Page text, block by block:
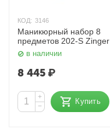
КОД: 3146
Маникюрный набор 8
предметов 202-S Zinger
в наличии
8 445₽
+
−
Купить